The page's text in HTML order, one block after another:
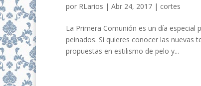
por RLarios | Abr 24, 2017 | cortes
La Primera Comunión es un día
peinados. Si quieres conocer las nuevas
propuestas en estilismo de pelo y...